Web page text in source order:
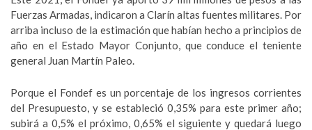
Fuerzas Armadas, indicaron a Clarín altas fuentes militares. Por
arriba incluso de la estimación que habían hecho a principios de
año en el Estado Mayor Conjunto, que conduce el teniente
general Juan Martín Paleo.
Porque el Fondef es un porcentaje de los ingresos corrientes
del Presupuesto, y se estableció 0,35% para este primer año;
subirá a 0,5% el próximo, 0,65% el siguiente y quedará luego